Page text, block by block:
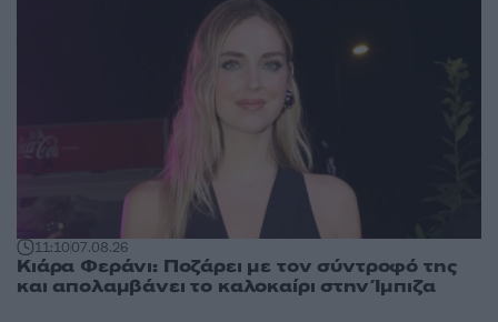
11:1007.08.26
Κιάρα Φεράνι: Ποζάρει με τον σύντροφό της
και απολαμβάνει το καλοκαίρι στην Ίμπιζα